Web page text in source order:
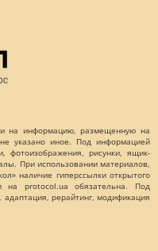
на информацию, размещенную на
указано иное. Под информацией
фотоизображения, рисунки, ящик-
При использовании материалов,
наличие гиперссылки открытого
на protocol.ua обязательна. Под
рерайтинг, модификация